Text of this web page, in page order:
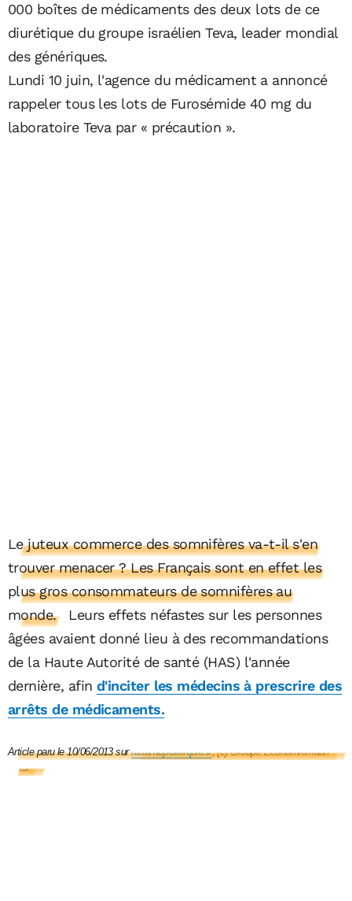
000 boîtes de médicaments des deux lots de ce
diurétique du groupe israélien Teva, leader mondial
des génériques.
Lundi 10 juin, l'agence du médicament a annoncé
rappeler tous les lots de Furosémide 40 mg du
laboratoire Teva par « précaution ».
Le juteux commerce des somnifères va-t-il s'en
trouver menacer ? Les Français sont en effet les
plus gros consommateurs de somnifères au
monde.
Leurs effets néfastes sur les personnes
âgées avaient donné lieu à des recommandations
de la Haute Autorité de santé (HAS) l'année
dernière, afin d'inciter les médecins à prescrire des
arrêts de médicaments.
Article paru le 10/06/2013 sur lasantépublique.fr, (c) Groupe Economiematin
SAS.